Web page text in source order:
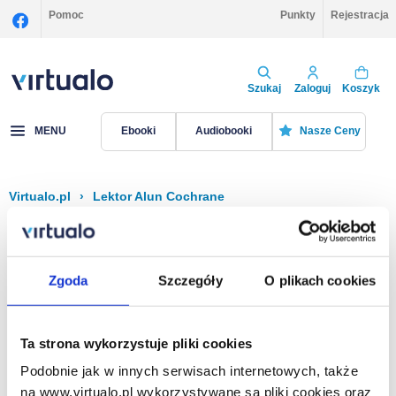
Zgoda Szczegóły O plikach cookies
Ta strona wykorzystuje pliki cookies
Podobnie jak w innych serwisach internetowych, także
na www.virtualo.pl wykorzystywane są pliki cookies oraz
Pomoc Punkty Rejestracja
Szukaj Zaloguj Koszyk
MENU Ebooki Audiobooki Nasze Ceny
Virtualo.pl › Lektor Alun Cochrane
Filtruj Sortuj
Na stronie